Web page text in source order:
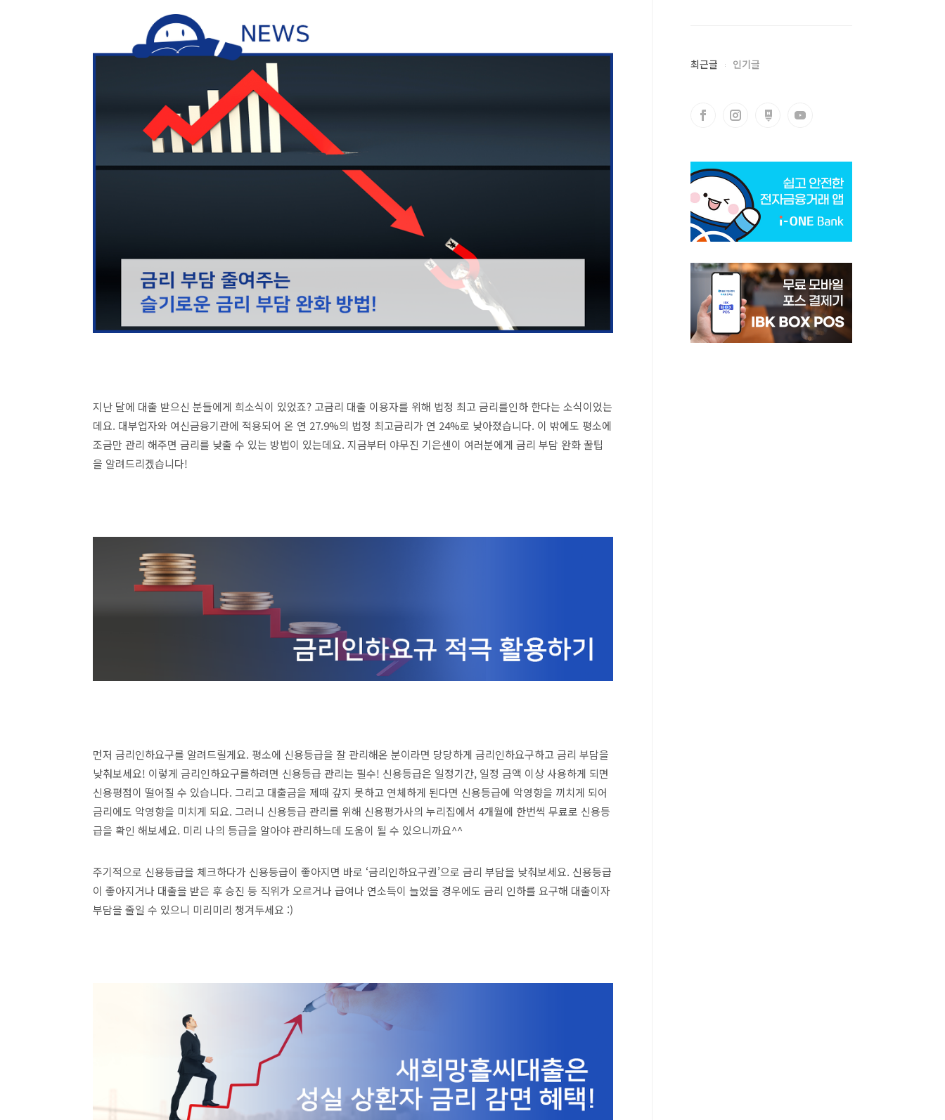
지난 달에 대출 받으신 분들에게 희소식이 있었죠? 고금리 대출 이용자를 위해 법정 최고 금리를인하 한다는 소식이었는
데요. 대부업자와 여신금융기관에 적용되어 온 연 27.9%의 법정 최고금리가 연 24%로 낮아졌습니다. 이 밖에도 평소에
조금만 관리 해주면 금리를 낮출 수 있는 방법이 있는데요. 지금부터 야무진 기은센이 여러분에게 금리 부담 완화 꿀팁
을 알려드리겠습니다!
먼저 금리인하요구를 알려드릴게요. 평소에 신용등급을 잘 관리해온 분이라면 당당하게 금리인하요구하고 금리 부담을
낮춰보세요! 이렇게 금리인하요구를하려면 신용등급 관리는 필수! 신용등급은 일정기간, 일정 금액 이상 사용하게 되면
신용평점이 떨어질 수 있습니다. 그리고 대출금을 제때 갚지 못하고 연체하게 된다면 신용등급에 악영향을 끼치게 되어
금리에도 악영향을 미치게 되요. 그러니 신용등급 관리를 위해 신용평가사의 누리집에서 4개월에 한번씩 무료로 신용등
급을 확인 해보세요. 미리 나의 등급을 알아야 관리하느데 도움이 될 수 있으니까요^^
주기적으로 신용등급을 체크하다가 신용등급이 좋아지면 바로 ‘금리인하요구권’으로 금리 부담을 낮춰보세요. 신용등급
이 좋아지거나 대출을 받은 후 승진 등 직위가 오르거나 급여나 연소득이 늘었을 경우에도 금리 인하를 요구해 대출이자
부담을 줄일 수 있으니 미리미리 챙겨두세요 :)
최근글 인기글